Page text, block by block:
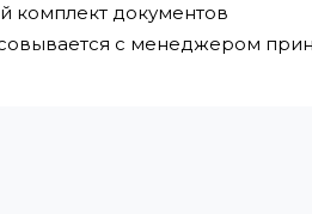
комплект документов
с менеджером